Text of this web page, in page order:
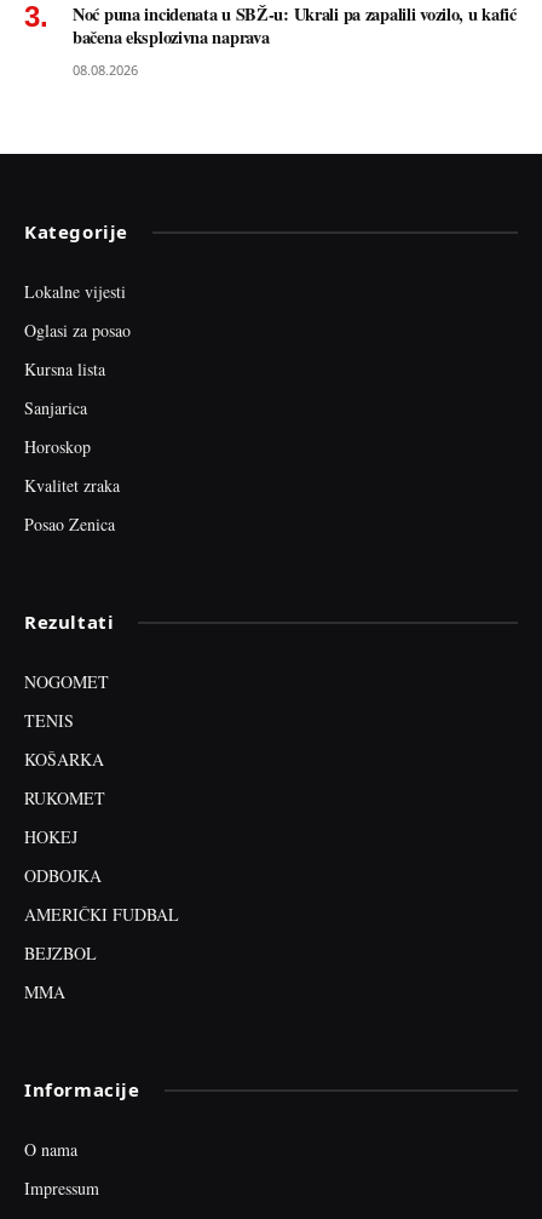
Noć puna incidenata u SBŽ-u: Ukrali pa zapalili vozilo, u kafić
bačena eksplozivna naprava
08.08.2026
Kategorije
Lokalne vijesti
Oglasi za posao
Kursna lista
Sanjarica
Horoskop
Kvalitet zraka
Posao Zenica
Rezultati
NOGOMET
TENIS
KOŠARKA
RUKOMET
HOKEJ
ODBOJKA
AMERIČKI FUDBAL
BEJZBOL
MMA
Informacije
O nama
Impressum